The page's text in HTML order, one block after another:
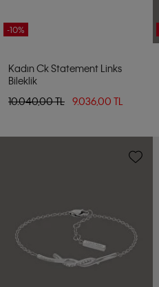
-10%
Kadın Ck Statement Links
Bileklik
10.040,00 TL
9.036,00 TL